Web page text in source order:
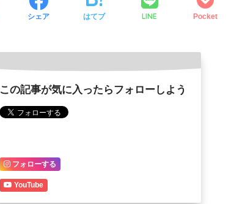
シェア はてブ LINE Pocket
この記事が気に入ったらフォローしよう
フォローする
YouTube